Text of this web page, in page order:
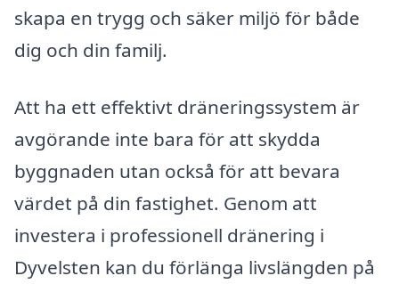
skapa en trygg och säker miljö för både
dig och din familj.
Att ha ett effektivt dräneringssystem är
avgörande inte bara för att skydda
byggnaden utan också för att bevara
värdet på din fastighet. Genom att
investera i professionell dränering i
Dyvelsten kan du förlänga livslängden på